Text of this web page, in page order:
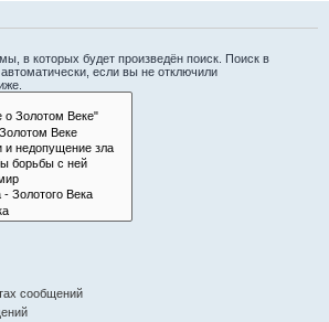
в которых будет произведён поиск. Поиск в
если вы не отключили
сообщений